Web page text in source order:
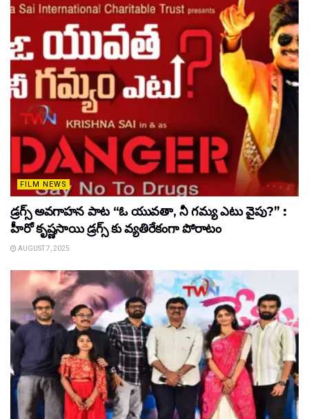
FILM NEWS
డ్రగ్స్ అవగాహన పాట “ఓ యువతా, నీ గమ్య ఎటు వైపు?” :
హీరో కృష్ణసాయి డ్రగ్స్ కు వ్యతిరేకంగా పోరాటం
AUGUST 7, 2025